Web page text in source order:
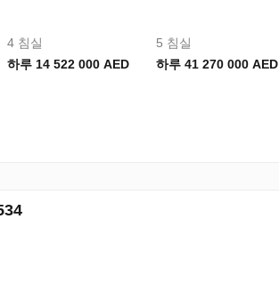
4 침실
하루 14 522 000 AED
5 침실
하루 41 270 000 AED